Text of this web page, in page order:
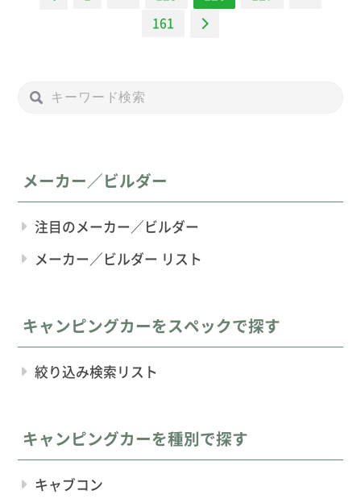
161
メーカー／ビルダー
注目のメーカー／ビルダー
メーカー／ビルダー リスト
キャンピングカーをスペックで探す
絞り込み検索リスト
キャンピングカーを種別で探す
キャブコン